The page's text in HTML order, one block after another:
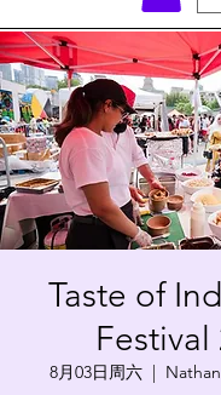
Taste of
Festival
8月03日周六
  |